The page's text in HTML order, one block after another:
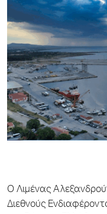
O Λιμένας
Διεθνούς